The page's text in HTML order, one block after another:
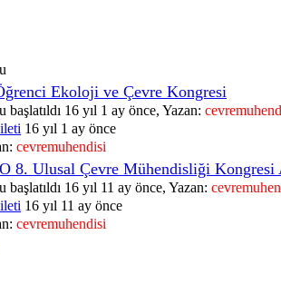
Ekoloji ve Çevre Kongresi
başlatıldı 16 yıl 1 ay önce, Yazan:
16 yıl 1 ay önce
cevremuhendisi
8. Ulusal Çevre Mühendisliği Kongresi
başlatıldı 16 yıl 11 ay önce, Yazan:
16 yıl 11 ay önce
cevremuhendisi